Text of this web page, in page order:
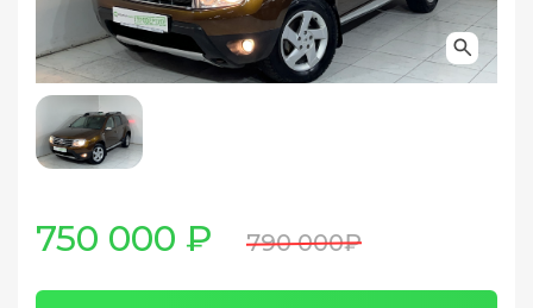
750 000 ₽ 790 000₽